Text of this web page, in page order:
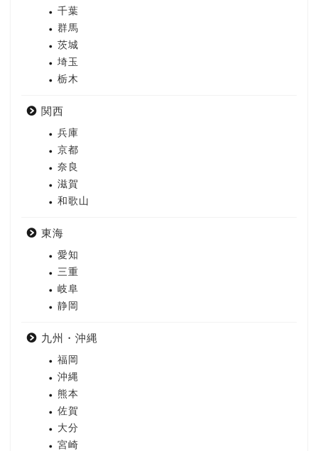
千葉
群馬
茨城
埼玉
栃木
関西
兵庫
京都
奈良
滋賀
和歌山
東海
愛知
三重
岐阜
静岡
九州・沖縄
福岡
沖縄
熊本
佐賀
大分
宮崎